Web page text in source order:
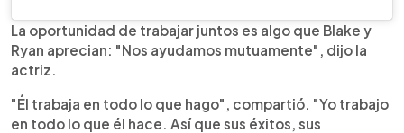
La oportunidad de trabajar juntos es algo que Blake y
Ryan aprecian: "Nos ayudamos mutuamente", dijo la
actriz.
"Él trabaja en todo lo que hago", compartió. "Yo trabajo
en todo lo que él hace. Así que sus éxitos, sus